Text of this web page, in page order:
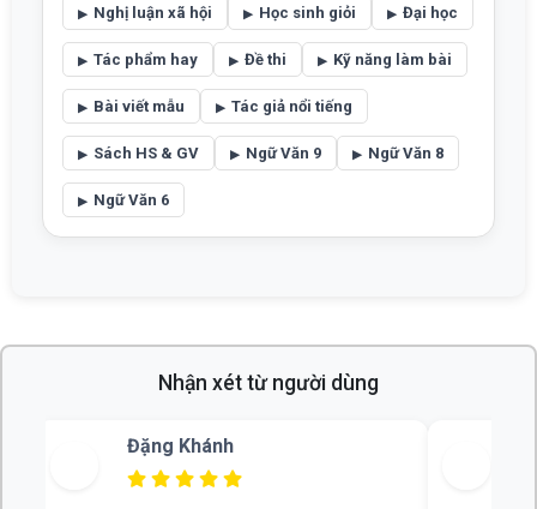
Nghị luận xã hội Học sinh giỏi Đại học
Tác phẩm hay Đề thi Kỹ năng làm bài
Bài viết mẫu Tác giả nổi tiếng
Sách HS & GV Ngữ Văn 9 Ngữ Văn 8
Ngữ Văn 6
Nhận xét từ người dùng
Bùi Thu